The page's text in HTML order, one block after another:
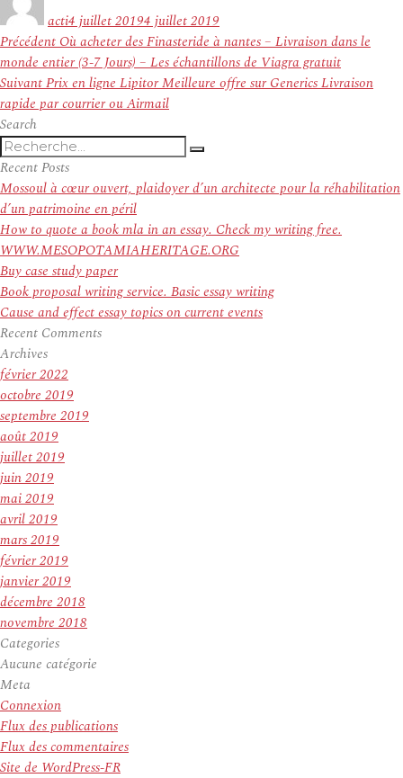
actile
4 juillet 20194 juillet 2019
Navigation
de
l’article
Précédent Article
précédent :
Où acheter des Finasteride à nantes – Livraison dans le
monde entier (3-7 Jours) – Les échantillons de Viagra gratuit
SuivantArticle
suivant :
Prix en ligne Lipitor Meilleure offre sur Generics Livraison
rapide par courrier ou Airmail
Search
Recherche
pour
:
Recherche
Recent Posts
Mossoul à cœur ouvert, plaidoyer d’un architecte pour la réhabilitation
d’un patrimoine en péril
How to quote a book mla in an essay. Check my writing free.
WWW.MESOPOTAMIAHERITAGE.ORG
Buy case study paper
Book proposal writing service. Basic essay writing
Cause and effect essay topics on current events
Recent Comments
Archives
février 2022
octobre 2019
septembre 2019
août 2019
juillet 2019
juin 2019
mai 2019
avril 2019
mars 2019
février 2019
janvier 2019
décembre 2018
novembre 2018
Categories
Aucune catégorie
Meta
Connexion
Flux des publications
Flux des commentaires
Site de WordPress-FR